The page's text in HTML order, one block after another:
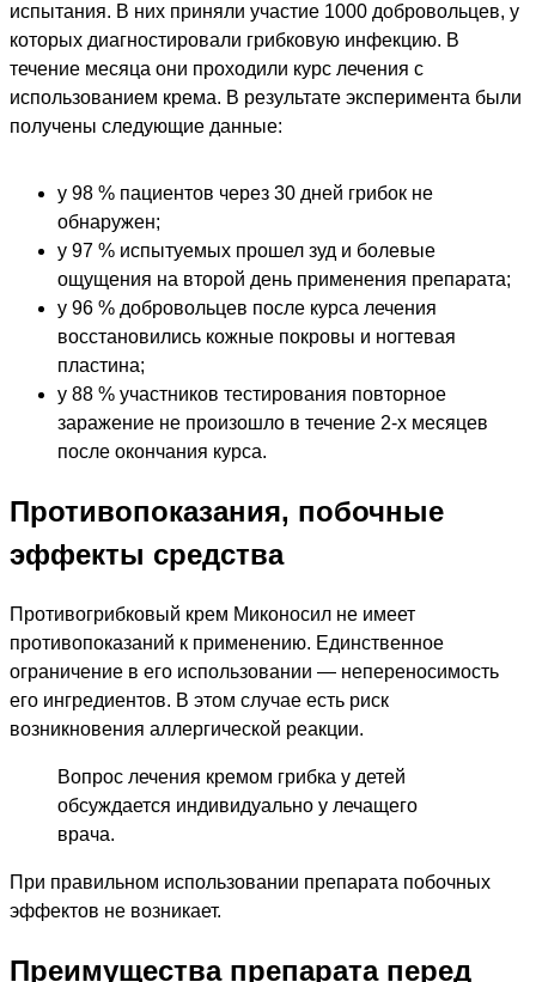
испытания. В них приняли участие 1000 добровольцев, у
которых диагностировали грибковую инфекцию. В
течение месяца они проходили курс лечения с
использованием крема. В результате эксперимента были
получены следующие данные:
у 98 % пациентов через 30 дней грибок не
обнаружен;
у 97 % испытуемых прошел зуд и болевые
ощущения на второй день применения препарата;
у 96 % добровольцев после курса лечения
восстановились кожные покровы и ногтевая
пластина;
у 88 % участников тестирования повторное
заражение не произошло в течение 2-х месяцев
после окончания курса.
Противопоказания, побочные
эффекты средства
Противогрибковый крем Миконосил не имеет
противопоказаний к применению. Единственное
ограничение в его использовании — непереносимость
его ингредиентов. В этом случае есть риск
возникновения аллергической реакции.
Вопрос лечения кремом грибка у детей
обсуждается индивидуально у лечащего
врача.
При правильном использовании препарата побочных
эффектов не возникает.
Преимущества препарата перед